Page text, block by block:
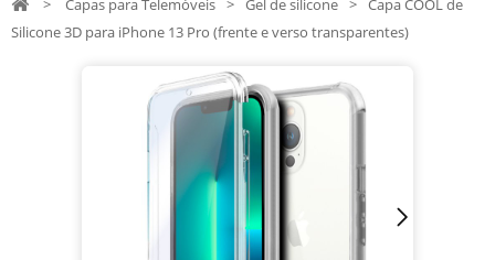
> Capas para Telemóveis > Gel de silicone > Capa COOL de
Silicone 3D para iPhone 13 Pro (frente e verso transparentes)